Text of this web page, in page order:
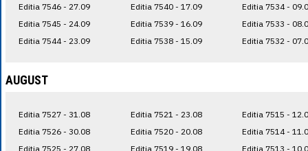
Editia 7546 - 27.09
Editia 7545 - 24.09
Editia 7544 - 23.09
Editia 7540 - 17.09
Editia 7539 - 16.09
Editia 7538 - 15.09
Editia 7534 -
Editia 7533 -
Editia 7532 -
AUGUST
Editia 7527 - 31.08
Editia 7526 - 30.08
Editia 7525 - 27.08
Editia 7521 - 23.08
Editia 7520 - 20.08
Editia 7519 - 19.08
Editia 7515 -
Editia 7514 -
Editia 7513 -